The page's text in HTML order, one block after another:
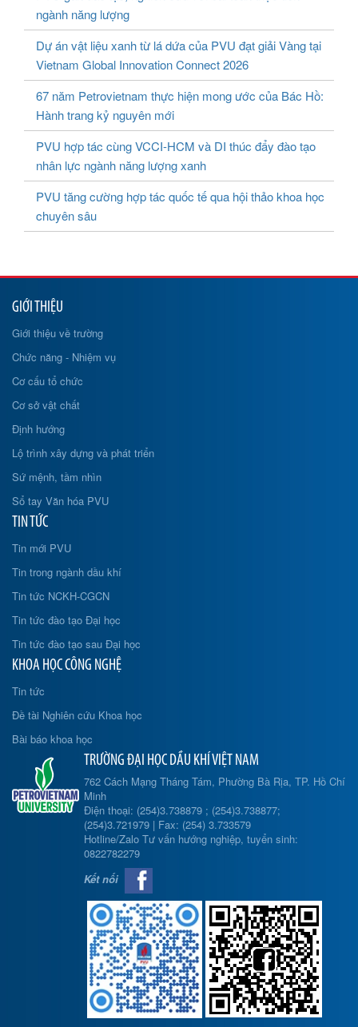
ngành năng lượng
Dự án vật liệu xanh từ lá dứa của PVU đạt giải Vàng tại
Vietnam Global Innovation Connect 2026
67 năm Petrovietnam thực hiện mong ước của Bác Hồ:
Hành trang kỷ nguyên mới
PVU hợp tác cùng VCCI-HCM và DI thúc đẩy đào tạo
nhân lực ngành năng lượng xanh
PVU tăng cường hợp tác quốc tế qua hội thảo khoa học
chuyên sâu
GIỚI THIỆU
Giới thiệu về trường
Chức năng - Nhiệm vụ
Cơ cấu tổ chức
Cơ sở vật chất
Định hướng
Lộ trình xây dựng và phát triển
Sứ mệnh, tầm nhìn
Sổ tay Văn hóa PVU
TIN TỨC
Tin mới PVU
Tin trong ngành dầu khí
Tin tức NCKH-CGCN
Tin tức đào tạo Đại học
Tin tức đào tạo sau Đại học
KHOA HỌC CÔNG NGHỆ
Tin tức
Đề tài Nghiên cứu Khoa học
Bài báo khoa học
TRƯỜNG ĐẠI HỌC DẦU KHÍ VIỆT NAM
762 Cách Mạng Tháng Tám, Phường Bà Rịa, TP. Hồ Chí
Minh
Điện thoại: (254)3.738879 ; (254)3.738877;
(254)3.721979 | Fax: (254) 3.733579
Hotline/Zalo Tư vấn hướng nghiệp, tuyển sinh:
0822782279
Kết nối